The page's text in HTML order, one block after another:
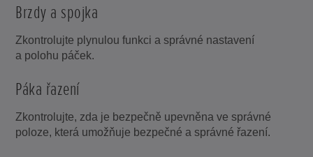
Brzdy a spojka
Zkontrolujte plynulou funkci a správné nastavení
a polohu páček.
Páka řazení
Zkontrolujte, zda je bezpečně upevněna ve správné
poloze, která umožňuje bezpečné a správné řazení.